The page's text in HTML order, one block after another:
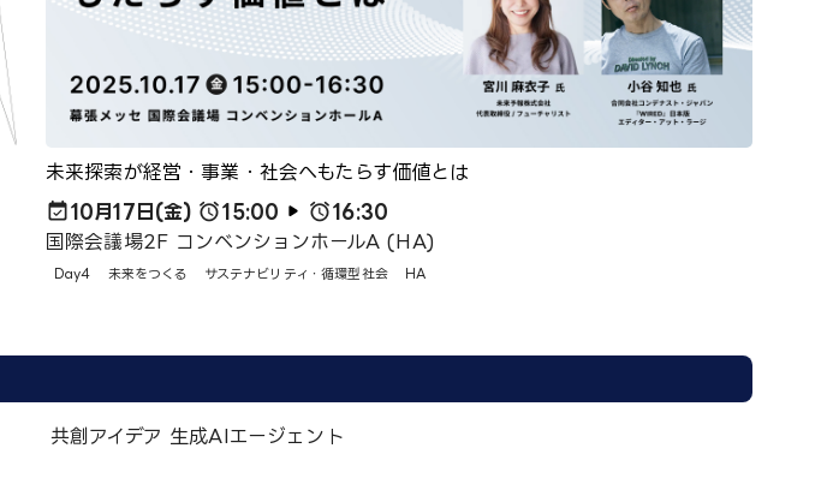
未来探索が経営・事業・社会へもたらす価値とは
国際会議場2F コンベンションホールA (HA)
10月17日(金) 15:00 16:30
Day4 未来をつくる サステナビリティ・循環型社会 HA
共創アイデア 生成AIエージェント